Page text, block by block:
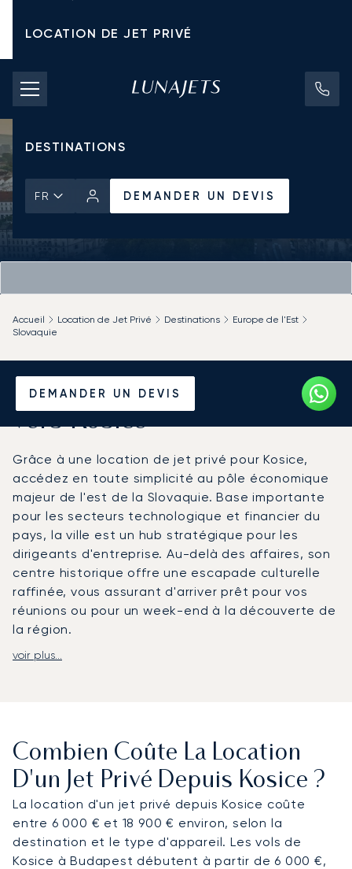
LOCATION DE JET PRIVÉ
TARIFS D'AFFRÈTEMENT
JETS PRIVÉS
DESTINATIONS
FR DEMANDER UN DEVIS
DEMANDER UN DEVIS
Accueil Location de Jet Privé Destinations
Europe de l'Est
Slovaquie
Louer un Jet Privé depuis et
vers Kosice
Grâce à une location de jet privé pour Kosice,
accédez en toute simplicité au pôle économique
majeur de l'est de la Slovaquie. Base importante
pour les secteurs technologique et financier du
pays, la ville est un hub stratégique pour les
dirigeants d'entreprise. Au-delà des affaires, son
centre historique offre une escapade culturelle
raffinée, vous assurant d'arriver prêt pour vos
réunions ou pour un week-end à la découverte de
la région.
Nous organisons votre voyage en fonction de vos
détendre en toute confidentialité. Grâce à une
restauration gastronomique et à des services
personnalisés selon vos préférences, vous
arriverez serein et parfaitement préparé pour vos
rendez-vous cruciaux au Cassovar Business
Center.
voir plus...
Combien Coûte La Location
D'un Jet Privé Depuis Kosice ?
La location d'un jet privé depuis Kosice coûte
entre 6 000 € et 18 900 € environ, selon la
destination et le type d'appareil. Les vols de
Kosice à Budapest débutent à partir de 6 000 €,